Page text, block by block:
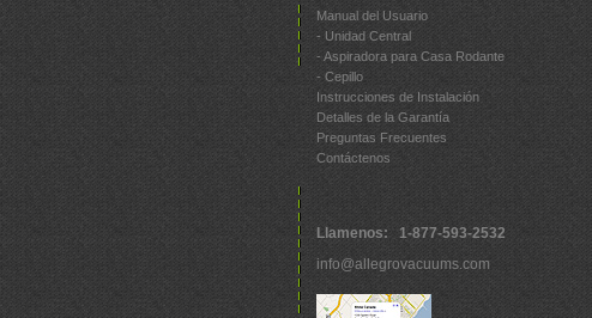
Manual del Usuario
- Unidad Central
- Aspiradora para Casa Rodante
- Cepillo
Instrucciones de Instalación
Detalles de la Garantía
Preguntas Frecuentes
Contáctenos
Llamenos: 1-877-593-2532
info@allegrovacuums.com